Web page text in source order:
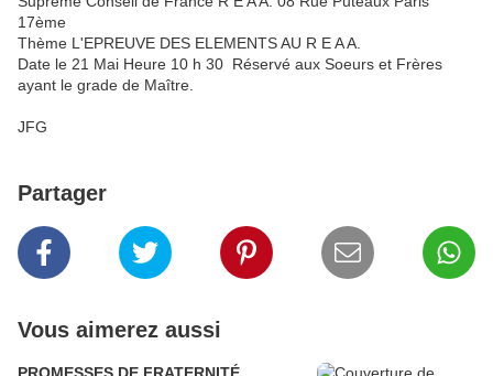
17ème
Thème L'EPREUVE DES ELEMENTS AU R E A A.
Date le 21 Mai Heure 10 h 30 Réservé aux Soeurs et Frères
ayant le grade de Maître.
JFG
Partager
Vous aimerez aussi